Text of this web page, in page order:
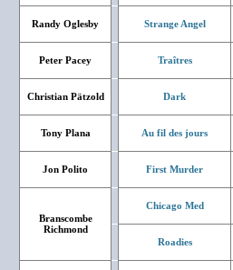
Randy Oglesby Strange Angel
Peter Pacey Traîtres
Christian Pätzold Dark
Tony Plana Au fil des jours
Jon Polito First Murder
Branscombe
Richmond
Chicago Med
Roadies